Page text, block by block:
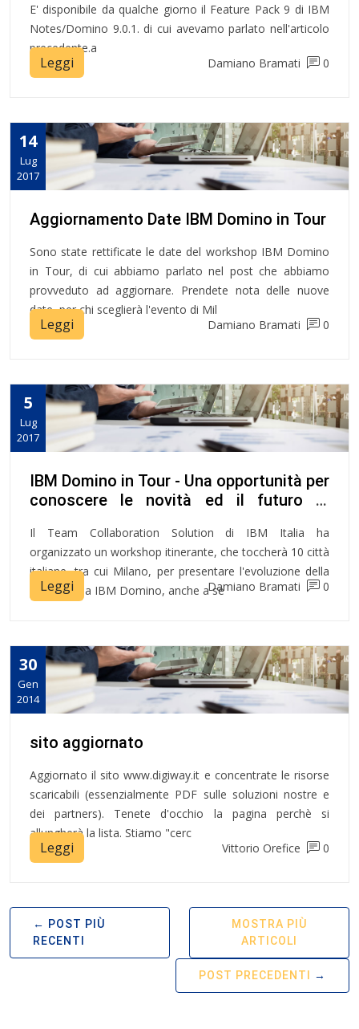
E' disponibile da qualche giorno il Feature Pack 9 di IBM
Notes/Domino 9.0.1. di cui avevamo parlato nell'articolo
precedente.a
Leggi Damiano Bramati 0
14
Lug
2017
Aggiornamento Date IBM Domino in Tour
Sono state rettificate le date del workshop IBM Domino
in Tour, di cui abbiamo parlato nel post che abbiamo
provveduto ad aggiornare. Prendete nota delle nuove
date, per chi sceglierà l'evento di Mil
Leggi Damiano Bramati 0
5
Lug
2017
IBM Domino in Tour - Una opportunità per
conoscere le novità ed il futuro di
Il Team Collaboration Solution di IBM Italia ha
organizzato un workshop itinerante, che toccherà 10 città
italiane, tra cui Milano, per presentare l'evoluzione della
piattaforma IBM Domino, anche a se
Leggi Damiano Bramati 0
30
Gen
2014
sito aggiornato
Aggiornato il sito www.digiway.it e concentrate le risorse
scaricabili (essenzialmente PDF sulle soluzioni nostre e
dei partners). Tenete d'occhio la pagina perchè si
allungherà la lista. Stiamo "cerc
Leggi Vittorio Orefice 0
POST PIÙ
RECENTI
MOSTRA PIÙ
ARTICOLI
POST PRECEDENTI